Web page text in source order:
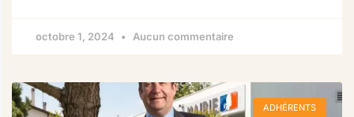
octobre 1, 2024 Aucun commentaire
ADHÉRENTS